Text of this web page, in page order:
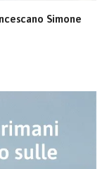
Simone